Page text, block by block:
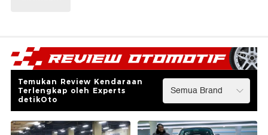
Temukan Review Kendaraan
Terlengkap oleh Experts
detikOto